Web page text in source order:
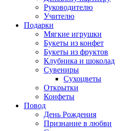
Руководителю
Учителю
Подарки
Мягкие игрушки
Букеты из конфет
Букеты из фруктов
Клубника и шоколад
Сувениры
Сухоцветы
Открытки
Конфеты
Повод
День Рождения
Признание в любви